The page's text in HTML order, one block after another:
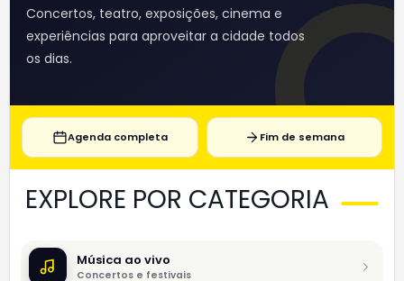
Concertos, teatro, exposições, cinema e
experiências para aproveitar a cidade todos
os dias.
Agenda completa Fim de semana
EXPLORE POR CATEGORIA
Música ao vivo
Concertos e festivais